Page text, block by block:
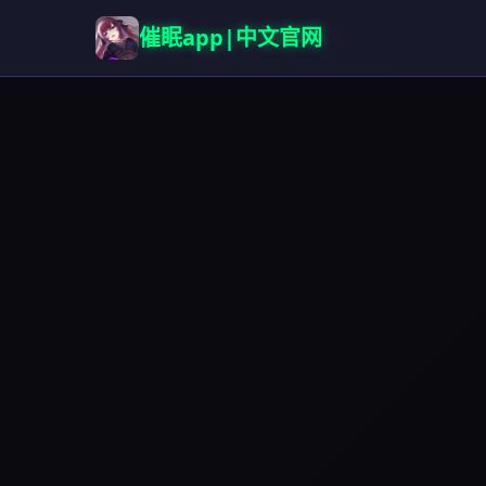
催眠app|中文官网